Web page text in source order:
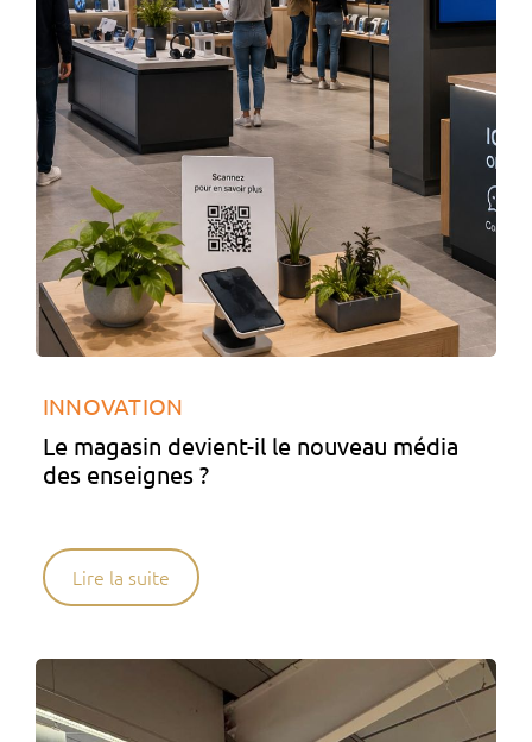
INNOVATION
Le magasin devient-il le nouveau média
des enseignes ?
Lire la suite